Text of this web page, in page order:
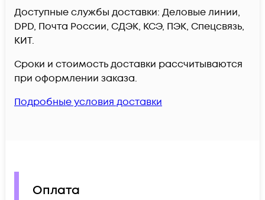
Доступные службы доставки: Деловые линии,
DPD, Почта России, СДЭК, КСЭ, ПЭК, Спецсвязь,
КИТ.
Сроки и стоимость доставки рассчитываются
при оформлении заказа.
Подробные условия доставки
Оплата